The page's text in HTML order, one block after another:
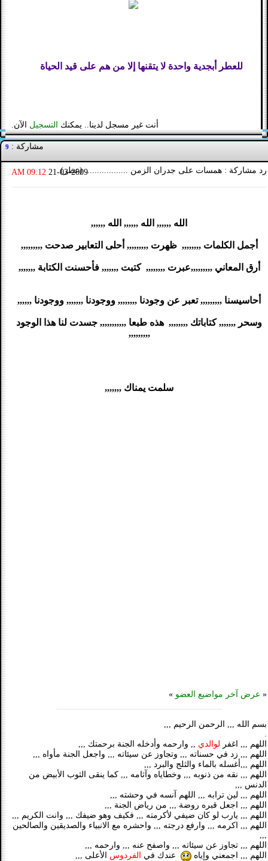
للعطر أبجدية واحدة لا يتقنها إلا من هم على قيد الحياة
أنت غير مسجل لدينا.. يمكنك التسجيل الآن.
مشاركة : 9
رد مشاركة : همسات على جدران الزمن .................. (عطر)
21-03-2009
09:12 AM
الله ,,,,,, الله ,,,,,, الله ,,,,,,
أجمل الكلمات ,,,,,,,, ظهرت ,,,,,,,,, أحلى التعابير صدحت ,,,,,,,,,
أرق المعاني ,,,,,,,,,عبرت ,,,,,,,, كتبت ,,,,,,, فأحسنت الكتابة ,,,,,,,
أحاسيسنا ,,,,,,,,, تعبر عن وجودنا ,,,,,,,, ووجودنا ,,,,,,, ووجودنا ,,,,,,
وسحر ,,,,,,, كتاباتك ,,,,,,,, هذه طبعا ,,,,,,,,,,, جسدت لنا هذا الوجود
,,,,,,,,,
سلمت يمناك ,,,,,,,
« عرض آخر مواضيع العضو »
بسم الله ,,, الرحمن الرحيم ,,,
.
اللهم ,,, اغفر لوالدي ,, وارحمه وأدخله الجنة برحمتك ,,,
اللهم ,,, زد في حسناته ,,, وتجاوز عن سيئاته ,,, واجعل الجنة مأواه ,,,
اللهم ,,,أغسله بالماء والثلج والبرد ,,,
اللهم ,,, نقه من ذنوبه ,,, وخطاياه وآثامه ,,, كما ينقى الثوب الأبيض من
الدنس ,,,
اللهم ,,, لين ترابه ,,, اللهم آنسه في وحشته ,,,
اللهم ,,, اجعل قبره روضة ,,, من رياض الجنة ,,,
اللهم ,,, يارب لو كان ضيفي لأكرمته ,,, فكيف وهو ضيفك ,,, وانت الكريم ,,,
اللهم ,,, اكرمه ,,, وارفع درجته ,,, واحشره مع الانبياء والصديقين والصالحين
,,,
اللهم ,,, تجاوز عن سيئاته ,,, واصفح عنه ,,, وارحمه ,,,
اللهم ,,, اجمعني وإياه
عندك في الفردوس
الأعلى ,,,